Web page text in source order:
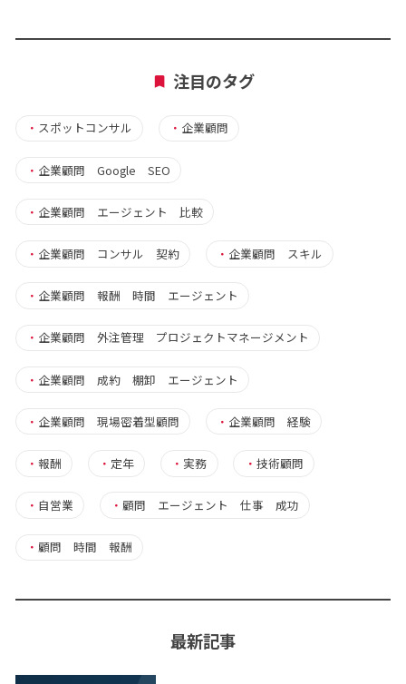
注目のタグ
・ スポットコンサル ・ 企業顧問
・ 企業顧問 Google SEO
・ 企業顧問 エージェント 比較
・ 企業顧問 コンサル 契約 ・ 企業顧問 スキル
・ 企業顧問 報酬 時間 エージェント
・ 企業顧問 外注管理 プロジェクトマネージメント
・ 企業顧問 成約 棚卸 エージェント
・ 企業顧問 現場密着型顧問 ・ 企業顧問 経験
・ 報酬 ・ 定年 ・ 実務 ・ 技術顧問
・ 自営業 ・顧問 エージェント 仕事 成功
・ 顧問 時間 報酬
最新記事